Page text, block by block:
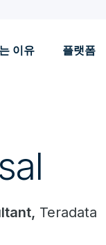
이유 플랫폼
Teradata